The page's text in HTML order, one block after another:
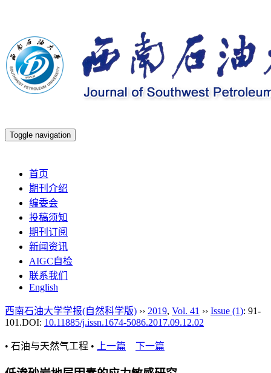
Toggle navigation
首页
期刊介绍
编委会
投稿须知
期刊订阅
新闻资讯
AIGC自检
联系我们
English
西南石油大学学报(自然科学版) ›› 2019, Vol. 41 ›› Issue (1): 91-
101.DOI: 10.11885/j.issn.1674-5086.2017.09.12.02
• 石油与天然气工程 • 上一篇 下一篇